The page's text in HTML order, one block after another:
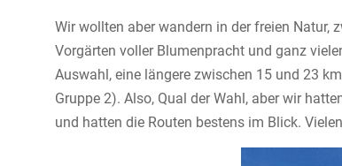
Wir wollten aber wandern in der freien Natur,
Vorgärten voller Blumenpracht und ganz
Auswahl, eine längere zwischen 15 und 23
Gruppe 2). Also, Qual der Wahl, aber wir
und hatten die Routen bestens im Blick.